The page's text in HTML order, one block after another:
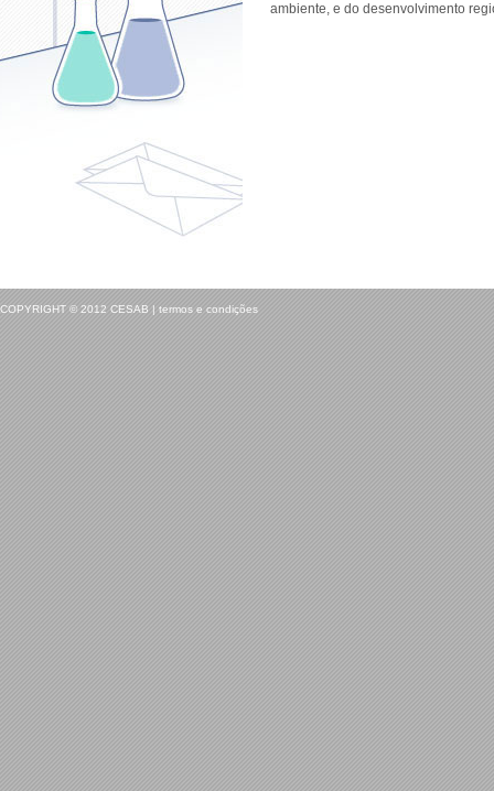
ambiente, e do desenvolvimento
COPYRIGHT © 2012 CESAB | termos e condições